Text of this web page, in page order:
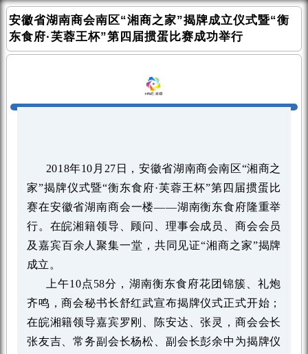
安徽省湖南商会南区“湘商之家”揭牌成立仪式暨“衡
东食府·芙蓉王杯”第四届掼蛋比赛成功举行
2018年10月27日，安徽省湖南商会南区“湘商之
家”揭牌仪式暨“衡东食府·芙蓉王杯”第四届掼蛋比
赛在安徽省湖南商会一楼——湖南衡东食府隆重举
行。在皖湘籍领导、顾问、理事会成员、商会会员
及嘉宾百余人聚集一堂，共同见证“湘商之家”揭牌
成立。
上午10点58分，湖南衡东食府花团锦簇、礼炮
齐鸣，商会秘书长舒红武宣布揭牌仪式正式开始；
在皖湘籍领导嘉宾罗刚、陈安达、张灵，商会会长
张友吉、常务副会长杨松、副会长彭余中为揭牌仪